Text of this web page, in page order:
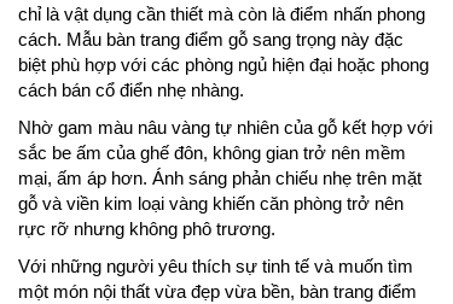
chỉ là vật dụng cần thiết mà còn là điểm nhấn phong
cách. Mẫu bàn trang điểm gỗ sang trọng này đặc
biệt phù hợp với các phòng ngủ hiện đại hoặc phong
cách bán cổ điển nhẹ nhàng.
Nhờ gam màu nâu vàng tự nhiên của gỗ kết hợp với
sắc be ấm của ghế đôn, không gian trở nên mềm
mại, ấm áp hơn. Ánh sáng phản chiếu nhẹ trên mặt
gỗ và viền kim loại vàng khiến căn phòng trở nên
rực rỡ nhưng không phô trương.
Với những người yêu thích sự tinh tế và muốn tìm
một món nội thất vừa đẹp vừa bền, bàn trang điểm